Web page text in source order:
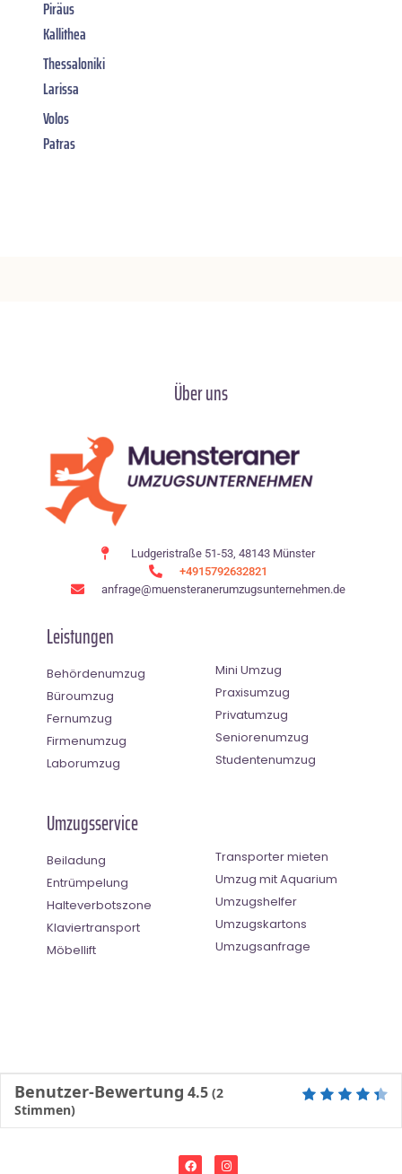
Piräus
Kallithea
Thessaloniki
Larissa
Volos
Patras
Über uns
Ludgeristraße 51-53, 48143 Münster
+4915792632821
anfrage@muensteranerumzugsunternehmen.de
Leistungen
Behördenumzug
Büroumzug
Fernumzug
Firmenumzug
Laborumzug
Mini Umzug
Praxisumzug
Privatumzug
Seniorenumzug
Studentenumzug
Umzugsservice
Beiladung
Entrümpelung
Halteverbotszone
Klaviertransport
Möbellift
Transporter mieten
Umzug mit Aquarium
Umzugshelfer
Umzugskartons
Umzugsanfrage
Benutzer-Bewertung 4.5 (2
Stimmen)